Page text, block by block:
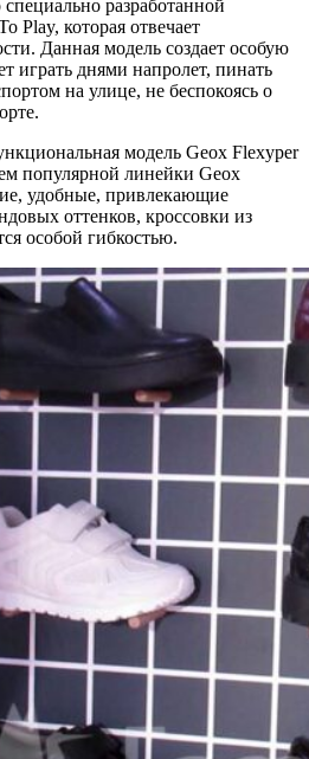
разработанной
Play, которая отвечает
Данная модель создает особую
играть днями напролет, пинать
на улице, не беспокоясь о
модель Geox Flexyper
популярной линейки Geox
удобные, привлекающие
оттенков, кроссовки из
особой гибкостью.